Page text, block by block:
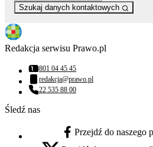
Szukaj danych kontaktowych
Redakcja serwisu Prawo.pl
Numer telefonu:
801 04 45 45
Adres email:
redakcja@prawo.pl
Numer telefonu:
22 535 88 00
Śledź nas
facebook - otwiera się w nowej
Przejdź do naszego